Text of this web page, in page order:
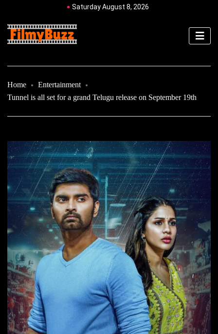
Saturday August 8, 2026
Home
Entertainment
Tunnel is all set for a grand Telugu release on September 19th